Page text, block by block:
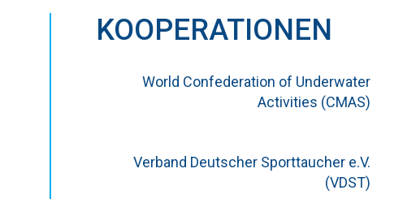
KOOPERATIONEN
World Confederation of Underwater
Activities (CMAS)
Verband Deutscher Sporttaucher e.V.
(VDST)